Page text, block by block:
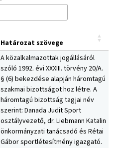
Határozat szövege
A közalkalmazottak jogállásáról
szóló 1992. évi XXXIII. törvény 20/A.
§ (6) bekezdése alapján háromtagú
szakmai bizottságot hoz létre. A
háromtagú bizottság tagjai név
szerint: Danada Judit Sport
osztályvezető, dr. Liebmann Katalin
önkormányzati tanácsadó és Rétai
Gábor sportlétesítmény igazgató.